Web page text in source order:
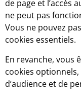
de page et l’accès
ne peut pas
Vous ne pouvez
cookies essentiels.
En revanche, vous
cookies
d’audience et de